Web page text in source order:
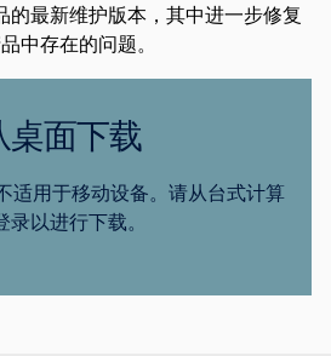
的最新维护版本，其中进一步修复
中存在的问题。
桌面下载
适用于移动设备。请从台式计算
录以进行下载。